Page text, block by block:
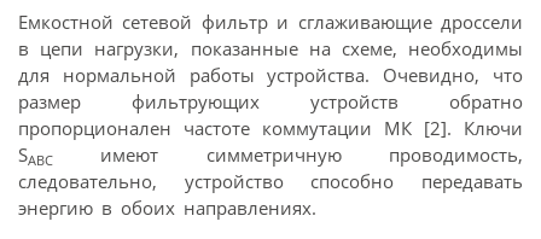
Емкостной сетевой фильтр и сглаживающие дроссели
в цепи нагрузки, показанные на схеме, необходимы
для нормальной работы устройства. Очевидно, что
размер фильтрующих устройств обратно
пропорционален частоте коммутации МК [2]. Ключи
SABC
имеют симметричную проводимость,
следовательно, устройство способно передавать
энергию в обоих направлениях.